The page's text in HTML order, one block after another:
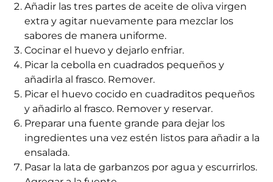
Añadir las tres partes de aceite de oliva virgen
extra y agitar nuevamente para mezclar los
sabores de manera uniforme.
Cocinar el huevo y dejarlo enfriar.
Picar la cebolla en cuadrados pequeños y
añadirla al frasco. Remover.
Picar el huevo cocido en cuadraditos pequeños
y añadirlo al frasco. Remover y reservar.
Preparar una fuente grande para dejar los
ingredientes una vez estén listos para añadir a la
ensalada.
Pasar la lata de garbanzos por agua y escurrirlos.